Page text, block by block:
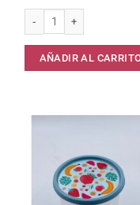
3 Hermeticos 4059
AÑADIR AL